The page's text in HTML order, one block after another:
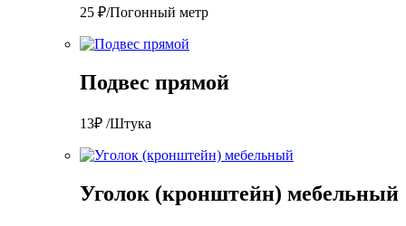
25 ₽/Погонный метр
Подвес прямой
13₽ /Штука
Уголок (кронштейн) мебельный